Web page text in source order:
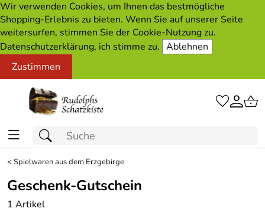
Wir verwenden Cookies, um Ihnen das bestmögliche
Shopping-Erlebnis zu bieten. Wenn Sie auf unserer Seite
weitersurfen, stimmen Sie der Cookie-Nutzung zu.
Datenschutzerklärung, ich stimme zu. Ablehnen
Zustimmen
<Spielwaren aus dem Erzgebirge
Geschenk-Gutschein
1 Artikel